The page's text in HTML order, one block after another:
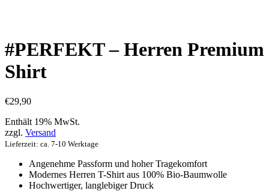
#PERFEKT – Herren Premium
Shirt
€29,90
Enthält 19% MwSt.
zzgl. Versand
Lieferzeit: ca. 7-10 Werktage
Angenehme Passform und hoher Tragekomfort
Modernes Herren T-Shirt aus 100% Bio-Baumwolle
Hochwertiger, langlebiger Druck